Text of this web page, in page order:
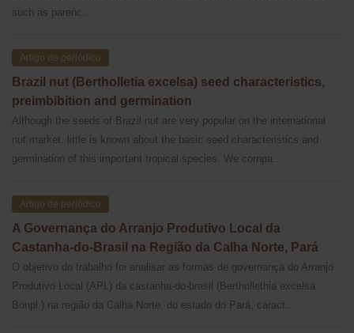
such as parenc...
Artigo de periódico
Brazil nut (Bertholletia excelsa) seed characteristics,
preimbibition and germination
Although the seeds of Brazil nut are very popular on the international
nut market. little is known about the basic seed characteristics and
germination of this important tropical species. We cornpa...
Artigo de periódico
A Governança do Arranjo Produtivo Local da
Castanha-do-Brasil na Região da Calha Norte, Pará
O objetivo do trabalho foi analisar as formas de governança do Arranjo
Produtivo Local (APL) da castanha-do-brasil (Berthollethia excelsa
Bonpl.) na região da Calha Norte, do estado do Pará, caract...